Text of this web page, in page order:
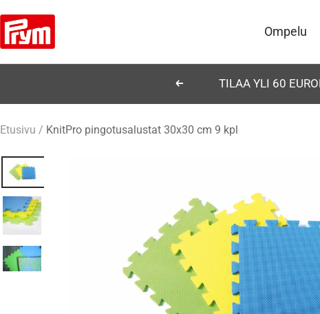
sisältöön
Ompelu
Prym
EdellinenTILAA YLI 60
Etusivu KnitPro pingotusalustat 30x30 cm 9 kpl